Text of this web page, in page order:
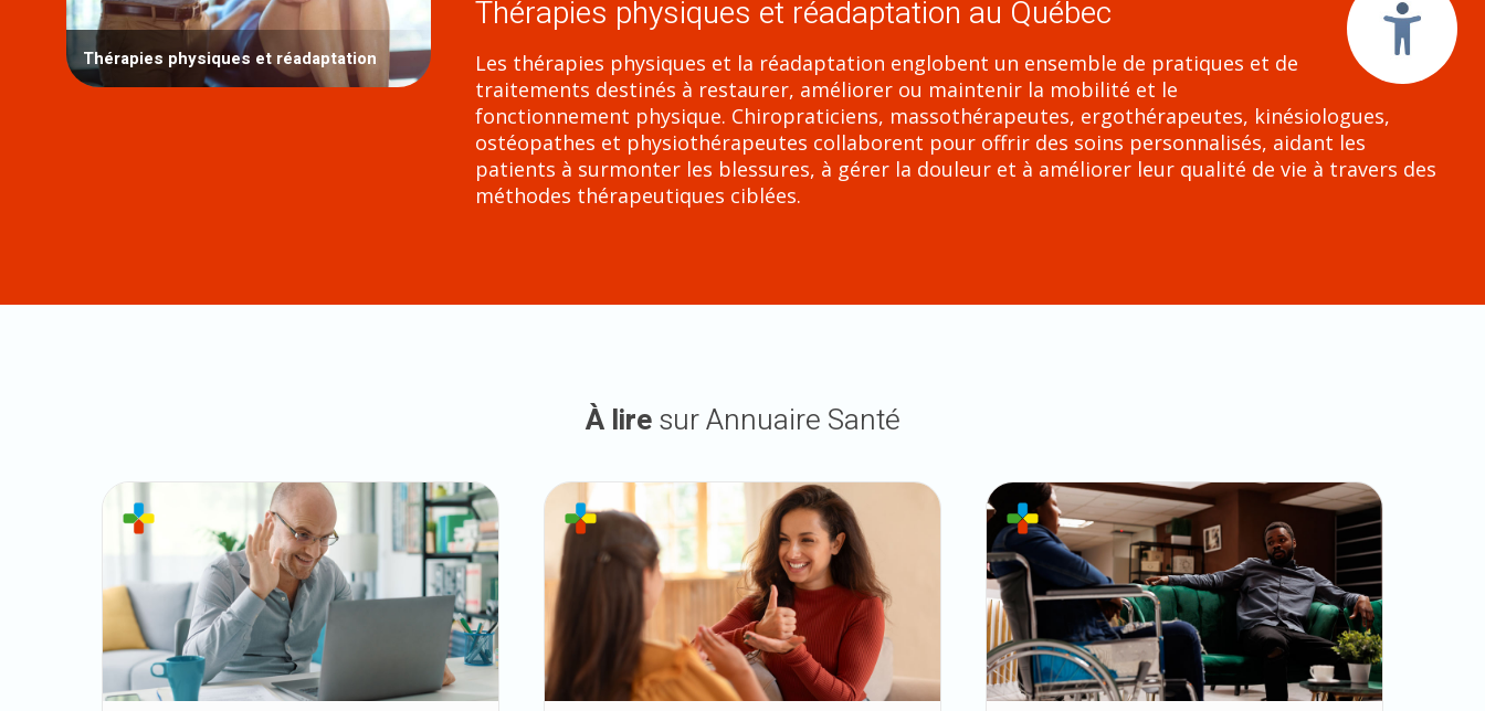
Thérapies physiques et réadaptation
Thérapies physiques et réadaptation au Québec
Les thérapies physiques et la réadaptation englobent un ensemble de pratiques et de
traitements destinés à restaurer, améliorer ou maintenir la mobilité et le
fonctionnement physique. Chiropraticiens, massothérapeutes, ergothérapeutes, kinésiologues,
ostéopathes et physiothérapeutes collaborent pour offrir des soins personnalisés, aidant les
patients à surmonter les blessures, à gérer la douleur et à améliorer leur qualité de vie à travers des
méthodes thérapeutiques ciblées.
À liresur Annuaire Santé